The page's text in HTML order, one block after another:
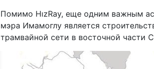
Помимо HızRay, еще одним важным
мэра Имамоглу является
трамвайной сети в восточной части